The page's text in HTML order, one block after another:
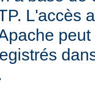
L'accès